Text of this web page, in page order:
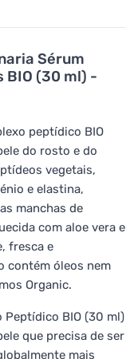
Sérum
BIO (30 ml) -
peptídico BIO
do rosto e do
vegetais,
e elastina,
manchas de
com aloe vera e
fresca e
contém óleos nem
Organic.
Peptídico BIO (30 ml)
que precisa de ser
mais